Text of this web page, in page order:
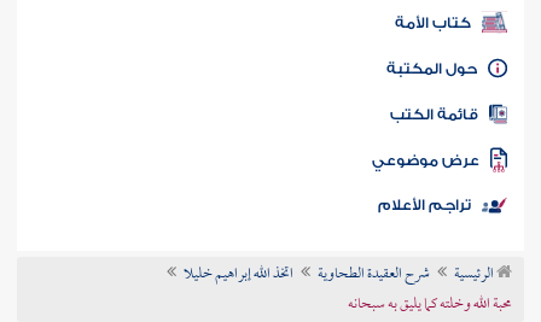
كتب PDF
كتاب الأمة
المكتبة
الكتب
موضوعي
تراجم الأعلام
الرئيسية شرح العقيدة الطحاوية
اتخذ الله إبراهيم خليلا
محبة الله وخلته كما يليق به سبحانه